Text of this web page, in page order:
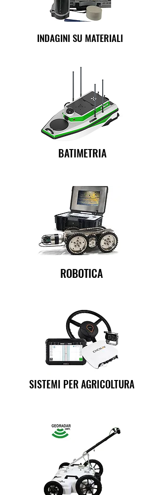
INDAGINI SU MATERIALI
BATIMETRIA
ROBOTICA
SISTEMI PER AGRICOLTURA